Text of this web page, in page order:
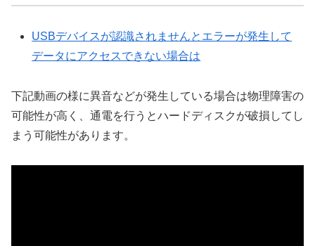
USBデバイスが認識されませんとエラーが発生して
データにアクセスできない場合は
下記動画の様に異音などが発生している場合は物理障害の
可能性が高く、通電を行うとハードディスクが破損してし
まう可能性があります。